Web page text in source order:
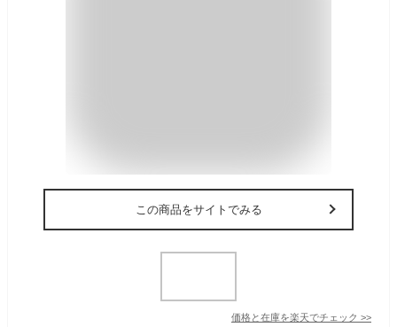
この商品をサイトでみる
価格と在庫を楽天でチェック >>